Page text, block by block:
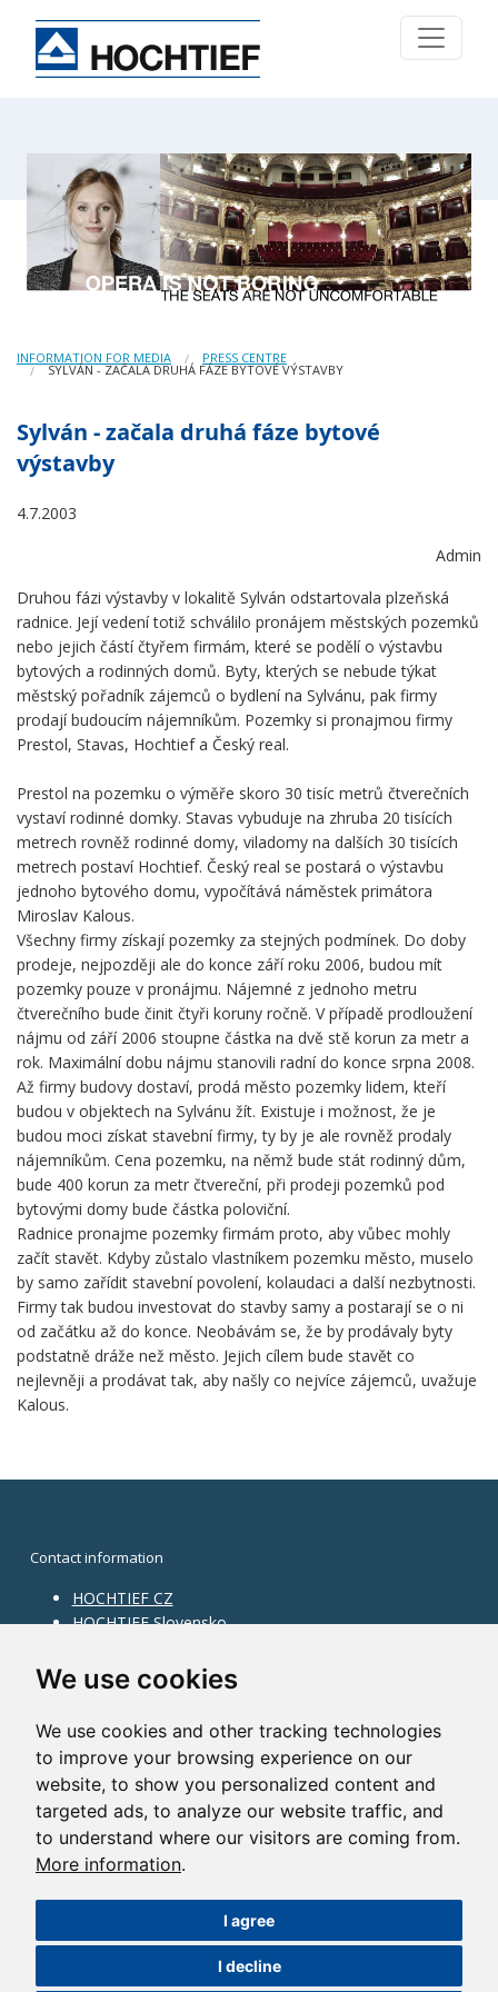
We use cookies
We use cookies and other tracking technologies
to improve your browsing experience on our
website, to show you personalized content and
targeted ads, to analyze our website traffic, and
to understand where our visitors are coming from.
More information.
I agree
I decline
INFORMATION FOR MEDIA PRESS CENTRE
SYLVÁN - ZAČALA DRUHÁ FÁZE BYTOVÉ VÝSTAVBY
Sylván - začala druhá fáze bytové
výstavby
4.7.2003
Admin
Druhou fázi výstavby v lokalitě Sylván odstartovala plzeňská
radnice. Její vedení totiž schválilo pronájem městských pozemků
nebo jejich částí čtyřem firmám, které se podělí o výstavbu
bytových a rodinných domů. Byty, kterých se nebude týkat
městský pořadník zájemců o bydlení na Sylvánu, pak firmy
prodají budoucím nájemníkům. Pozemky si pronajmou firmy
Prestol, Stavas, Hochtief a Český real.
Prestol na pozemku o výměře skoro 30 tisíc metrů čtverečních
vystaví rodinné domky. Stavas vybuduje na zhruba 20 tisících
metrech rovněž rodinné domy, viladomy na dalších 30 tisících
metrech postaví Hochtief. Český real se postará o výstavbu
jednoho bytového domu, vypočítává náměstek primátora
Miroslav Kalous.
Všechny firmy získají pozemky za stejných podmínek. Do doby
prodeje, nejpozději ale do konce září roku 2006, budou mít
pozemky pouze v pronájmu. Nájemné z jednoho metru
čtverečního bude činit čtyři koruny ročně. V případě prodloužení
nájmu od září 2006 stoupne částka na dvě stě korun za metr a
rok. Maximální dobu nájmu stanovili radní do konce srpna 2008.
Až firmy budovy dostaví, prodá město pozemky lidem, kteří
budou v objektech na Sylvánu žít. Existuje i možnost, že je
budou moci získat stavební firmy, ty by je ale rovněž prodaly
nájemníkům. Cena pozemku, na němž bude stát rodinný dům,
bude 400 korun za metr čtvereční, při prodeji pozemků pod
bytovými domy bude částka poloviční.
Radnice pronajme pozemky firmám proto, aby vůbec mohly
začít stavět. Kdyby zůstalo vlastníkem pozemku město, muselo
by samo zařídit stavební povolení, kolaudaci a další nezbytnosti.
Firmy tak budou investovat do stavby samy a postarají se o ni
od začátku až do konce. Neobávám se, že by prodávaly byty
podstatně dráže než město. Jejich cílem bude stavět co
nejlevněji a prodávat tak, aby našly co nejvíce zájemců, uvažuje
Kalous.
Contact information
HOCHTIEF CZ
HOCHTIEF Slovensko
Information on division
Division Building Bohemia
Division Traffic Infrastructure
Division Construction Services
HOCHTIEF in the world
Map
HOCHTIEF Solutions AG
©2014 HOCHTIEF CZ a. s. |Česky
Nastavení cookies| Powered by: